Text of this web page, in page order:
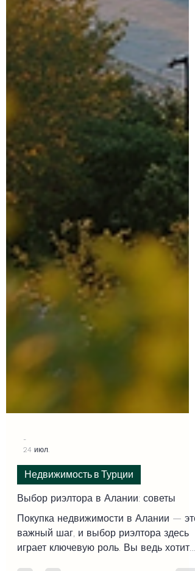
24 июл.
Выбор риэлтора в Алании: советы
Покупка недвижимости в Алании — это
важный шаг, и выбор риэлтора здесь